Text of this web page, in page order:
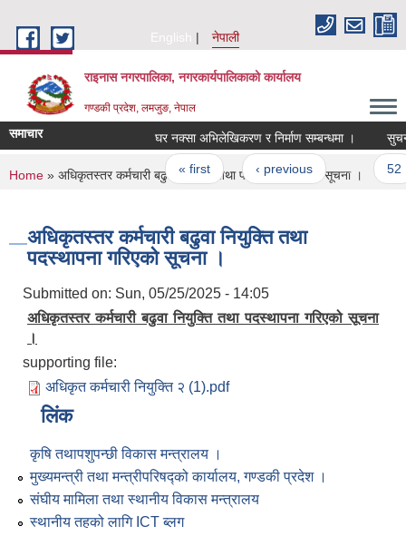
English
नेपाली
राइनास नगरपालिका, नगरकार्यपालिकाको कार्यालय
गण्डकी प्रदेश, लमजुङ, नेपाल
समाचार घर नक्सा अभिलेखिकरण र निर्माण सम्बन्धमा ।
Pages
« first ‹ previous … 52
You are here
Home » अधिकृतस्तर कर्मचारी बढुवा नियुक्ति तथा पदस्थापना गरिएको सूचना ।
अधिकृतस्तर कर्मचारी बढुवा नियुक्ति तथा
पदस्थापना गरिएको सूचना ।
Submitted on: Sun, 05/25/2025 - 14:05
अधिकृतस्तर कर्मचारी बढुवा नियुक्ति तथा पदस्थापना गरिएको सूचना
।
supporting file:
अधिकृत कर्मचारी नियुक्ति २ (1).pdf
लिंक
कृषि तथापशुपन्छी विकास मन्त्रालय ।
मुख्यमन्त्री तथा मन्त्रीपरिषद्को कार्यालय, गण्डकी प्रदेश ।
संघीय मामिला तथा स्थानीय विकास मन्त्रालय
स्थानीय तहको लागि ICT ब्लग